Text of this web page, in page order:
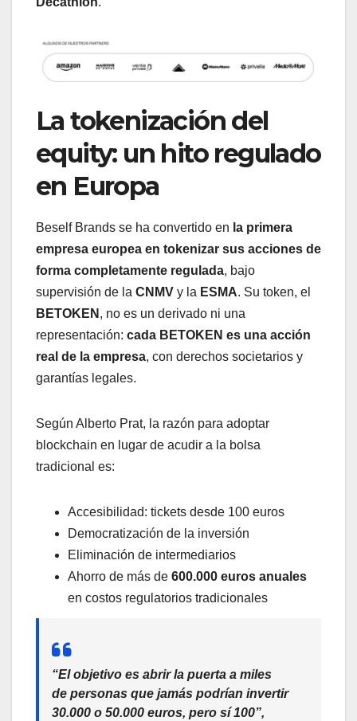
La tokenización del
equity: un hito regulado
en Europa
Beself Brands se ha convertido en la primera
empresa europea en tokenizar sus acciones de
forma completamente regulada, bajo
supervisión de la CNMV y la ESMA. Su token, el
BETOKEN , no es un derivado ni una
representación: cada BETOKEN es una acción
real de la empresa, con derechos societarios y
garantías legales.
Según Alberto Prat, la razón para adoptar
blockchain en lugar de acudir a la bolsa
tradicional es:
Accesibilidad: tickets desde 100 euros
Democratización de la inversión
Eliminación de intermediarios
Ahorro de más de 600.000 euros anuales
en costos regulatorios tradicionales
“El objetivo es abrir la puerta a miles
de personas que jamás podrían invertir
30.000 o 50.000 euros, pero sí 100”,